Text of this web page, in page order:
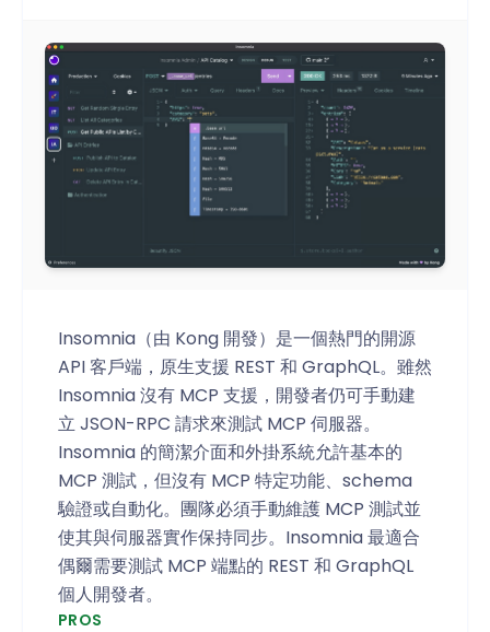
Insomnia（由 Kong 開發）是一個熱門的開源
API 客戶端，原生支援 REST 和 GraphQL。雖然
Insomnia 沒有 MCP 支援，開發者仍可手動建
立 JSON-RPC 請求來測試 MCP 伺服器。
Insomnia 的簡潔介面和外掛系統允許基本的
MCP 測試，但沒有 MCP 特定功能、schema
驗證或自動化。團隊必須手動維護 MCP 測試並
使其與伺服器實作保持同步。Insomnia 最適合
偶爾需要測試 MCP 端點的 REST 和 GraphQL
個人開發者。
PROS